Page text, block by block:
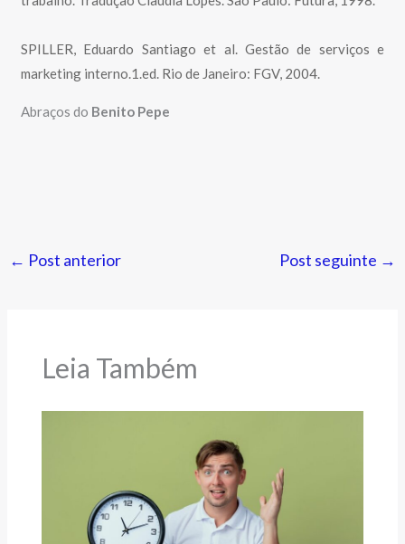
SPILLER, Eduardo Santiago et al. Gestão de serviços e
marketing interno.1.ed. Rio de Janeiro: FGV, 2004.
Abraços do Benito Pepe
← Post anterior Post seguinte →
Leia Também